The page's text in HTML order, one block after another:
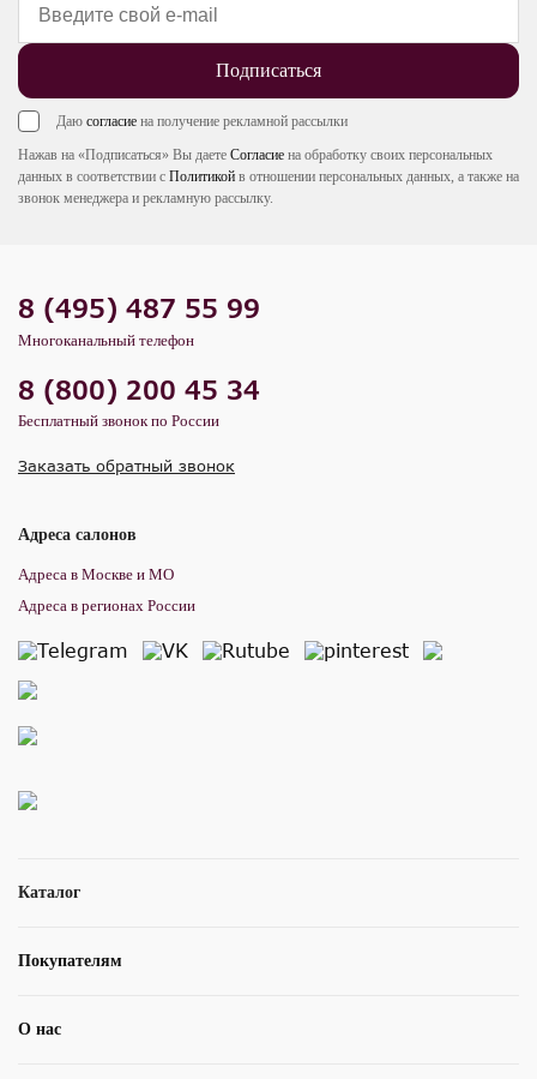
Подписаться
Даю согласие на получение рекламной рассылки
Нажав на «Подписаться» Вы даете Согласие на обработку своих персональных
данных в соответствии с Политикой в отношении персональных данных, а также на
звонок менеджера и рекламную рассылку.
Каталог
Покупателям
О нас
8 (495) 487 55 99
Многоканальный телефон
8 (800) 200 45 34
Бесплатный звонок по России
Заказать обратный звонок
Адреса салонов
Адреса в Москве и МО
Адреса в регионах России